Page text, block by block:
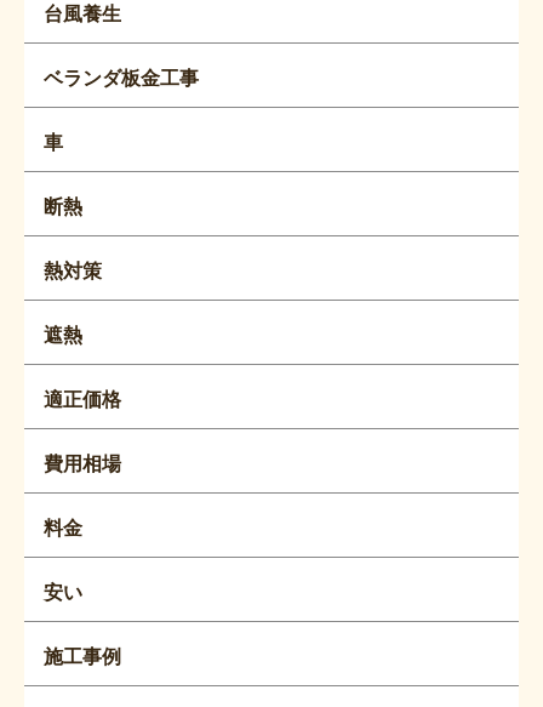
台風養生
ベランダ板金工事
車
断熱
熱対策
遮熱
適正価格
費用相場
料金
安い
施工事例